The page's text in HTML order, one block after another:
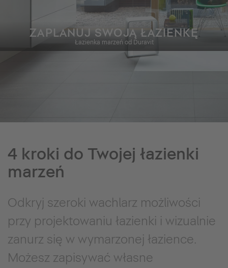
ZAPLANUJ SWOJĄ ŁAZIENKĘ
Łazienka marzeń od Duravit
4 kroki do Twojej łazienki
marzeń
Odkryj szeroki wachlarz możliwości
przy projektowaniu łazienki i wizualnie
zanurz się w wymarzonej łazience.
Możesz zapisywać własne